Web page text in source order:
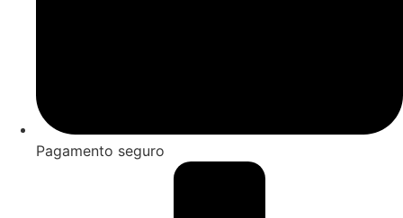
Pagamento seguro